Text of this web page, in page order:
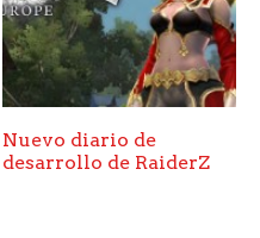
Nuevo diario de
desarrollo de RaiderZ